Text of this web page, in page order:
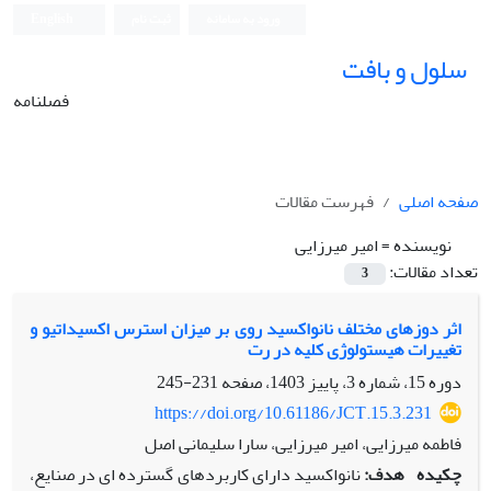
سلول و بافت
فصلنامه
صفحه اصلی
فهرست مقالات
نویسنده =امیر میرزایی
تعداد مقالات:
3
اثر دوزهای مختلف نانواکسید روی بر میزان استرس اکسیداتیو و
تغییرات هیستولوژی کلیه در رت
دوره 15، شماره 3، پاییز 1403، صفحه
231-245
https://doi.org/10.61186/JCT.15.3.231
فاطمه میرزایی، امیر میرزایی، سارا سلیمانی اصل
چکیده هدف:نانواکسید دارای کاربردهای گسترده ای در صنایع،